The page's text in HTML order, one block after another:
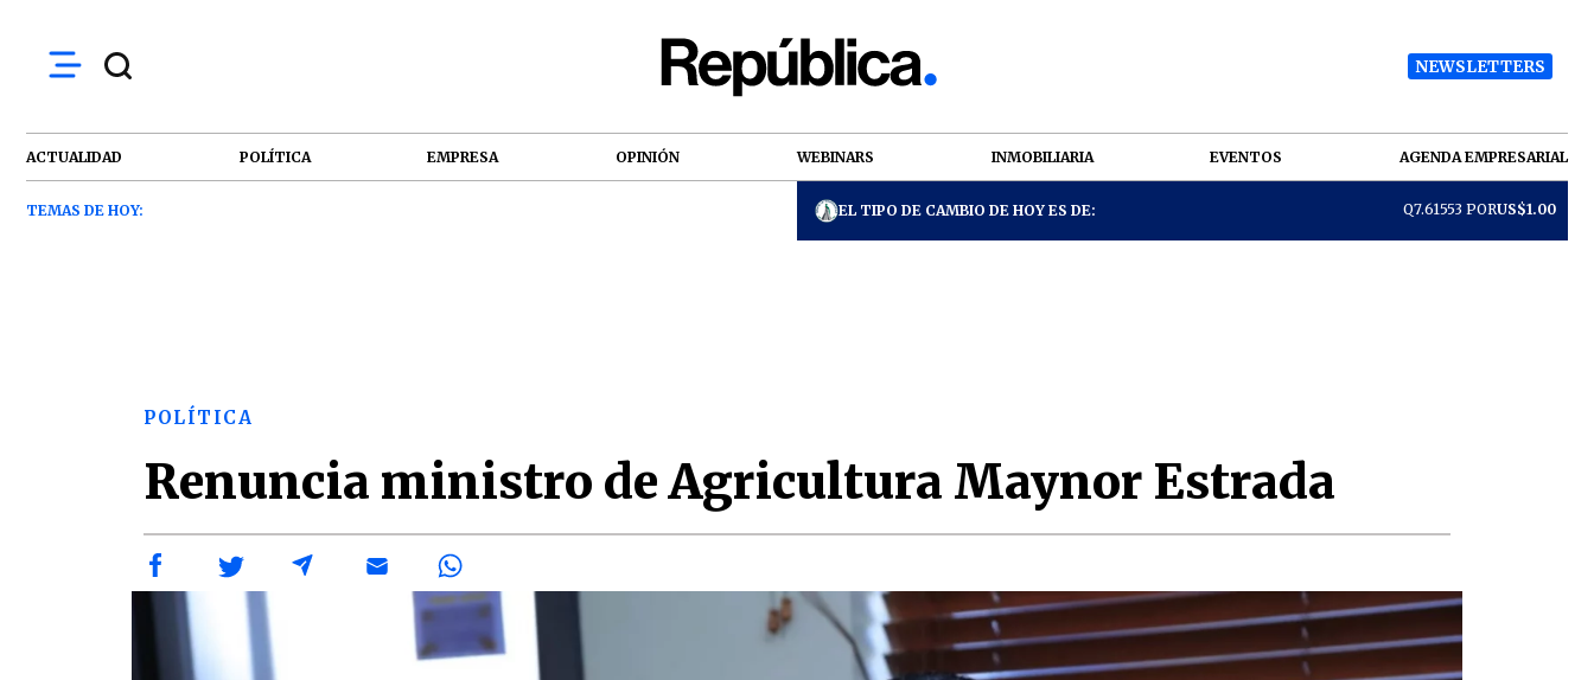
NEWSLETTERS
ACTUALIDAD POLÍTICA EMPRESA OPINIÓN WEBINARS INMOBILIARIA EVENTOS AGENDA EMPRESARIAL
TEMAS DE HOY: EL TIPO DE CAMBIO DE HOY ES DE: Q7.61553 PORUS$1.00
POLÍTICA
Renuncia ministro de Agricultura Maynor Estrada